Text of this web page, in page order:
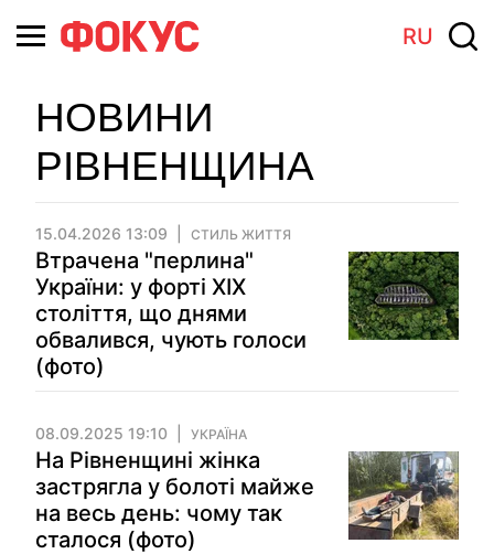
RU
НОВИНИ
РІВНЕНЩИНА
15.04.2026 13:09 СТИЛЬ ЖИТТЯ
Втрачена "перлина"
України: у форті ХІХ
століття, що днями
обвалився, чують голоси
(фото)
08.09.2025 19:10 УКРАЇНА
На Рівненщині жінка
застрягла у болоті майже
на весь день: чому так
сталося (фото)